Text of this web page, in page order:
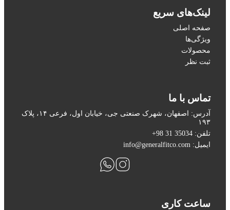
لینک‌های سریع
صفحه اصلی
ویژگی‌ها
محصولات
ثبت نظر
تماس با ما
آدرس: اصفهان، شهرک صنعتی جی، خیابان اول، فرعی ۱۴، پلاک
۱۹۳
تلفن: 35034 31 98+
ایمیل: info@generalfitco.com
ساعت کاری